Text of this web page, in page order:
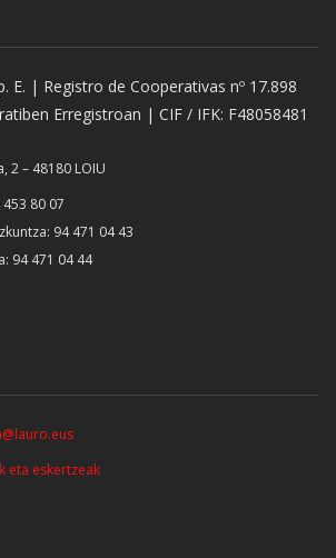
E. | Registro de Cooperativas nº 17.898
Erregistroan | CIF / IFK: F48058481
2 – 48180 LOIU
80 07
94 471 04 43
94 471 04 44
eta eskertzeak